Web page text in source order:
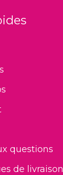
questions
de livraison